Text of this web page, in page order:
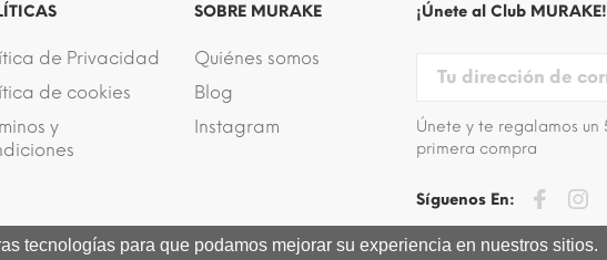
de Privacidad
de cookies
y
SOBRE MURAKE
Quiénes somos
Blog
Instagram
¡Únete al Club MURAKE!
Únete y te regalamos un
primera compra
Síguenos En:
tecnologías para que podamos mejorar su experiencia en nuestros sitios.